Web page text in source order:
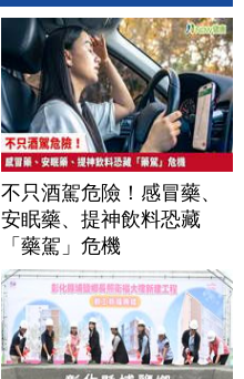
不只酒駕危險！感冒藥、
安眠藥、提神飲料恐藏
「藥駕」危機